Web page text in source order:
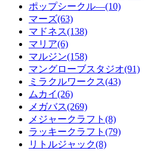
ポップシークル―(10)
マーズ(63)
マドネス(138)
マリア(6)
マルジン(158)
マングローブスタジオ(91)
ミラクルワークス(43)
ムカイ(26)
メガバス(269)
メジャークラフト(8)
ラッキークラフト(79)
リトルジャック(8)